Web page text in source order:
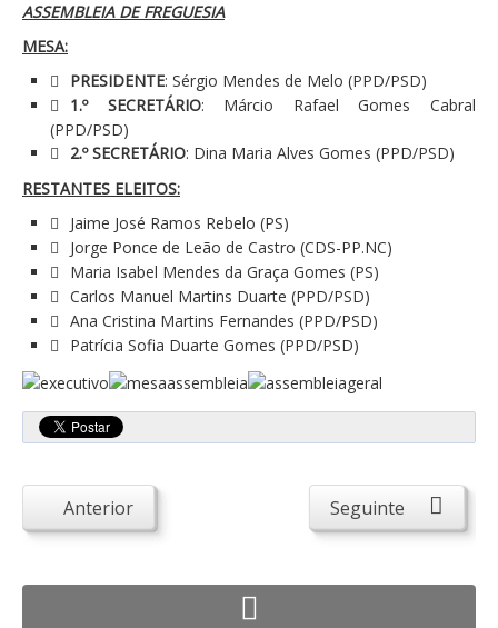
Abastecimento de Água
Qualidade da Água
Atendimento ao Público
Plantas PDM Online
Faixas Gestão Combustível
Regulamentos em Vigor
Requerimentos em Vigor
Sugestões/Reclamações
Tabela - Taxas e Licenças
Avarias na Iluminação Pública
AREIAS E PIAS
Contactos Úteis
ASSEMBLEIA DE FREGUESIA
MESA:
PRESIDENTE: Sérgio Mendes de Melo (PPD/PSD)
1.º SECRETÁRIO: Márcio Rafael Gomes Cabral
(PPD/PSD)
2.º SECRETÁRIO: Dina Maria Alves Gomes (PPD/PSD)
RESTANTES ELEITOS:
Jaime José Ramos Rebelo (PS)
Jorge Ponce de Leão de Castro (CDS-PP.NC)
Maria Isabel Mendes da Graça Gomes (PS)
Carlos Manuel Martins Duarte (PPD/PSD)
Ana Cristina Martins Fernandes (PPD/PSD)
Patrícia Sofia Duarte Gomes (PPD/PSD)
Anterior Seguinte